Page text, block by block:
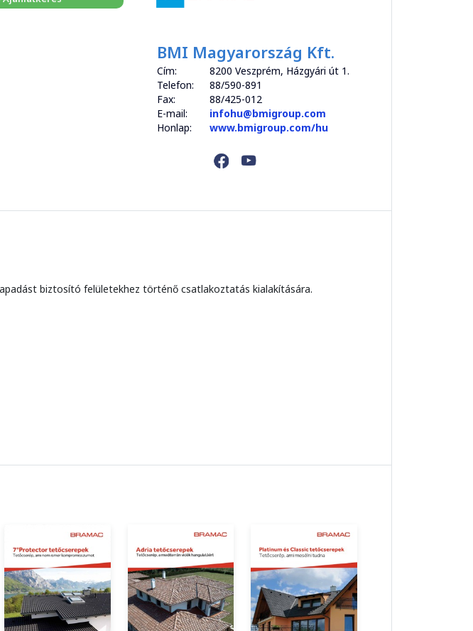
BMI Magyarország Kft.
Cím:
8200 Veszprém, Házgyári út 1.
Telefon:
88/590-891
Fax:
88/425-012
E-mail:
infohu@bmigroup.com
Honlap:
www.bmigroup.com/hu
biztosító felületekhez történő csatlakoztatás kialakítására.